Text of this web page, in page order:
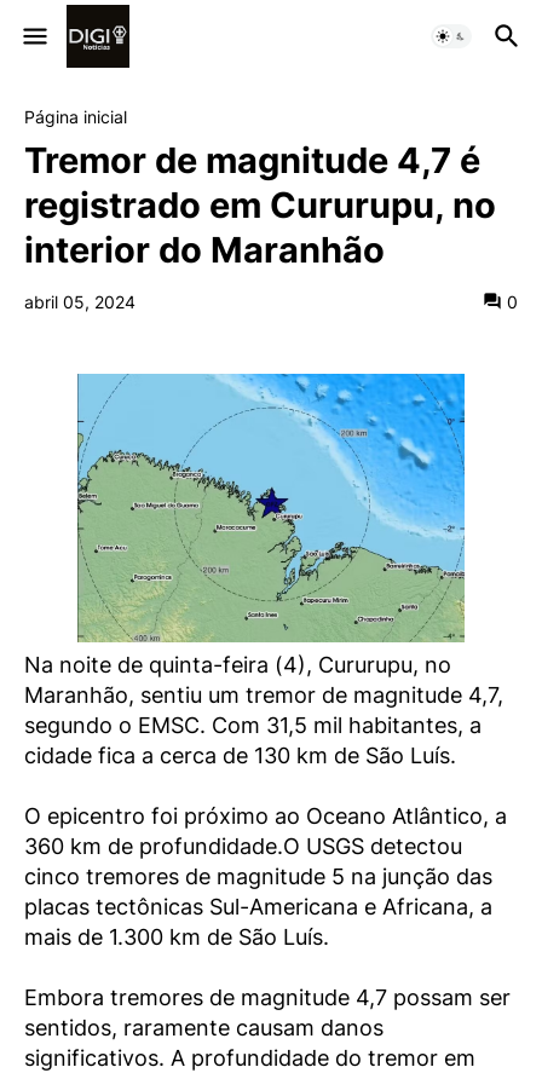
Página inicial
Tremor de magnitude 4,7 é
registrado em Cururupu, no
interior do Maranhão
abril 05, 2024 0
Na noite de quinta-feira (4), Cururupu, no
Maranhão, sentiu um tremor de magnitude 4,7,
segundo o EMSC. Com 31,5 mil habitantes, a
cidade fica a cerca de 130 km de São Luís.
O epicentro foi próximo ao Oceano Atlântico, a
360 km de profundidade.O USGS detectou
cinco tremores de magnitude 5 na junção das
placas tectônicas Sul-Americana e Africana, a
mais de 1.300 km de São Luís.
Embora tremores de magnitude 4,7 possam ser
sentidos, raramente causam danos
significativos. A profundidade do tremor em